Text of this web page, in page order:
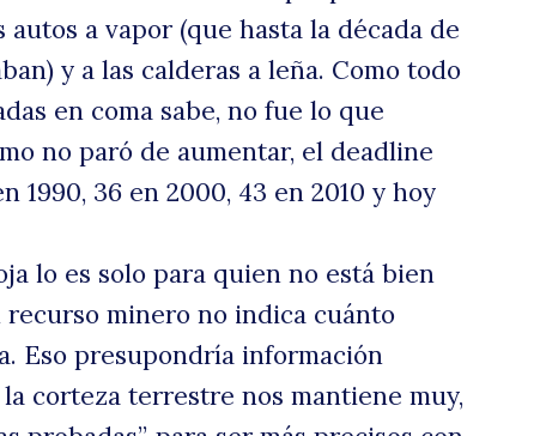
a vapor (que hasta la década de
y a las calderas a leña. Como todo
en coma sabe, no fue lo que
no paró de aumentar, el deadline
1990, 36 en 2000, 43 en 2010 y hoy
lo es solo para quien no está bien
minero no indica cuánto
Eso presupondría información
corteza terrestre nos mantiene muy,